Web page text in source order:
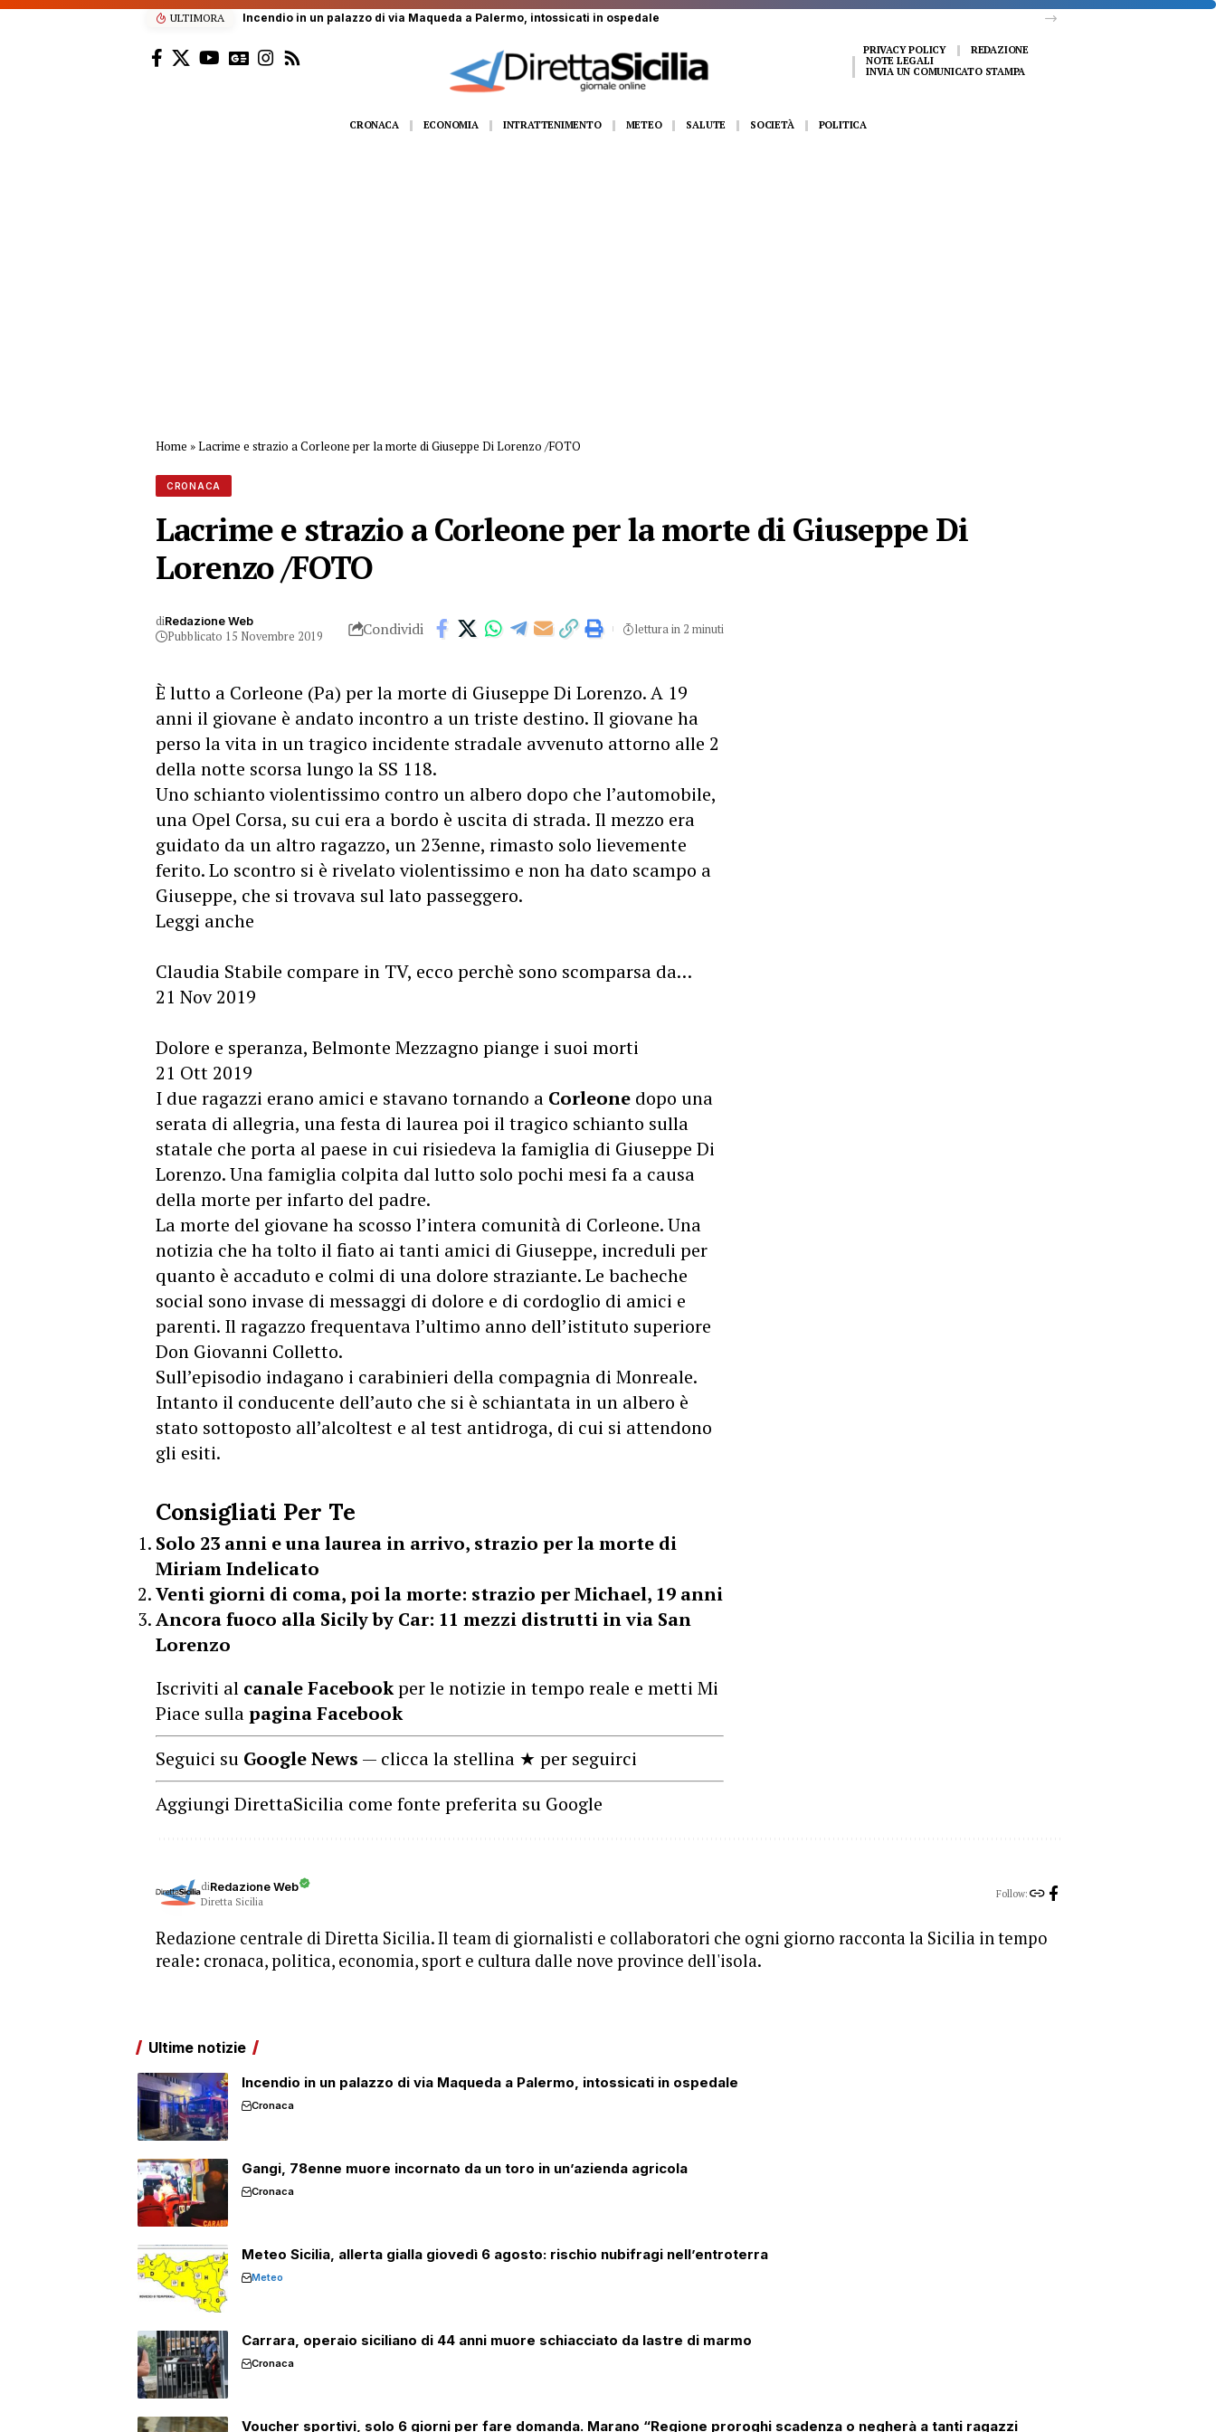
ULTIMORA Gangi, 78enne muore incornato da un toro in un’azienda agricola
PRIVACY POLICY
REDAZIONE
NOTE LEGALI
INVIA UN COMUNICATO STAMPA
CRONACA ECONOMIA INTRATTENIMENTO METEO SALUTE SOCIETÀ POLITICA
Home »Lacrime e strazio a Corleone per la morte di Giuseppe Di Lorenzo /FOTO
CRONACA
Lacrime e strazio a Corleone per la morte di Giuseppe Di
Lorenzo /FOTO
diRedazione Web
Pubblicato 15 Novembre 2019 Condividi lettura in 2 minuti
È lutto a Corleone (Pa) per la morte di Giuseppe Di Lorenzo. A 19
anni il giovane è andato incontro a un triste destino. Il giovane ha
perso la vita in un tragico incidente stradale avvenuto attorno alle 2
della notte scorsa lungo la SS 118.
Uno schianto violentissimo contro un albero dopo che l’automobile,
una Opel Corsa, su cui era a bordo è uscita di strada. Il mezzo era
guidato da un altro ragazzo, un 23enne, rimasto solo lievemente
ferito. Lo scontro si è rivelato violentissimo e non ha dato scampo a
Giuseppe, che si trovava sul lato passeggero.
Leggi anche
Claudia Stabile compare in TV, ecco perchè sono scomparsa da…
21 Nov 2019
Dolore e speranza, Belmonte Mezzagno piange i suoi morti
21 Ott 2019
I due ragazzi erano amici e stavano tornando a Corleone dopo una
serata di allegria, una festa di laurea poi il tragico schianto sulla
statale che porta al paese in cui risiedeva la famiglia di Giuseppe Di
Lorenzo. Una famiglia colpita dal lutto solo pochi mesi fa a causa
della morte per infarto del padre.
La morte del giovane ha scosso l’intera comunità di Corleone. Una
notizia che ha tolto il fiato ai tanti amici di Giuseppe, increduli per
quanto è accaduto e colmi di una dolore straziante. Le bacheche
social sono invase di messaggi di dolore e di cordoglio di amici e
parenti. Il ragazzo frequentava l’ultimo anno dell’istituto superiore
Don Giovanni Colletto.
Sull’episodio indagano i carabinieri della compagnia di Monreale.
Intanto il conducente dell’auto che si è schiantata in un albero è
stato sottoposto all’alcoltest e al test antidroga, di cui si attendono
gli esiti.
Consigliati Per Te
Solo 23 anni e una laurea in arrivo, strazio per la morte di
Miriam Indelicato
Venti giorni di coma, poi la morte: strazio per Michael, 19 anni
Ancora fuoco alla Sicily by Car: 11 mezzi distrutti in via San
Lorenzo
Iscriviti al canale Facebookper le notizie in tempo reale e metti Mi
Piace sullapagina Facebook
Seguici su Google News — clicca la stellina ★ per seguirci
Aggiungi DirettaSicilia come fonte preferita su Google
diRedazione Web
Diretta Sicilia
Follow:
Redazione centrale di Diretta Sicilia. Il team di giornalisti e collaboratori che ogni giorno racconta la Sicilia in tempo
reale: cronaca, politica, economia, sport e cultura dalle nove province dell'isola.
Ultime notizie
Incendio in un palazzo di via Maqueda a Palermo, intossicati in ospedale
Cronaca
Gangi, 78enne muore incornato da un toro in un’azienda agricola
Cronaca
Meteo Sicilia, allerta gialla giovedì 6 agosto: rischio nubifragi nell’entroterra
Meteo
Carrara, operaio siciliano di 44 anni muore schiacciato da lastre di marmo
Cronaca
Voucher sportivi, solo 6 giorni per fare domanda. Marano “Regione proroghi scadenza o negherà a tanti ragazzi